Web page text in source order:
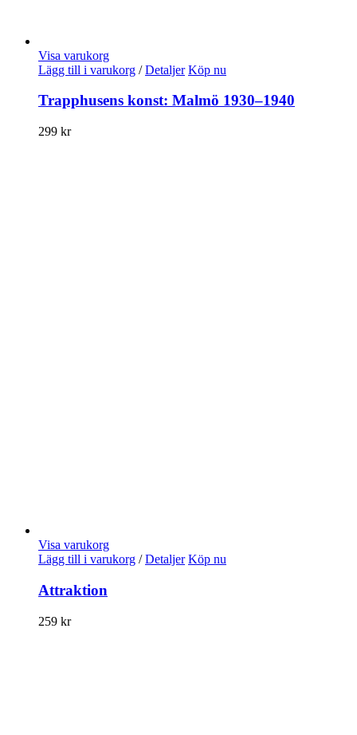
Visa varukorg
Lägg till i varukorg / Detaljer Köp nu
Trapphusens konst: Malmö 1930–1940
299 kr
Visa varukorg
Lägg till i varukorg / Detaljer Köp nu
Attraktion
259 kr